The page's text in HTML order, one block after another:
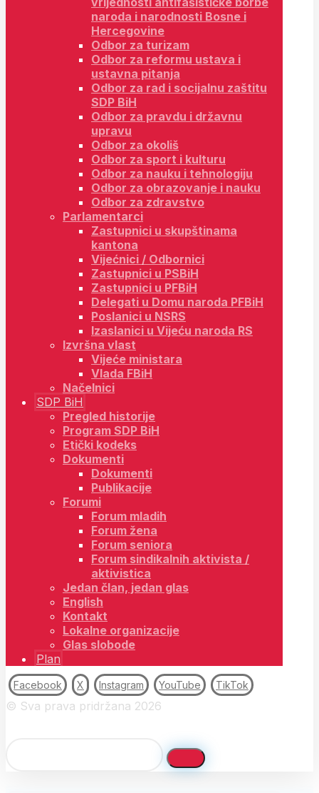
naroda i narodnosti Bosne i
Hercegovine
Odbor za turizam
Odbor za reformu ustava i
ustavna pitanja
Odbor za rad i socijalnu zaštitu
SDP BiH
Odbor za pravdu i državnu
upravu
Odbor za okoliš
Odbor za sport i kulturu
Odbor za nauku i tehnologiju
Odbor za obrazovanje i nauku
Odbor za zdravstvo
Parlamentarci
Zastupnici u skupštinama
kantona
Vijećnici / Odbornici
Zastupnici u PSBiH
Zastupnici u PFBiH
Delegati u Domu naroda PFBiH
Poslanici u NSRS
Izaslanici u Vijeću naroda RS
Izvršna vlast
Vijeće ministara
Vlada FBiH
Načelnici
SDP BiH
Pregled historije
Program SDP BiH
Etički kodeks
Dokumenti
Dokumenti
Publikacije
Forumi
Forum mladih
Forum žena
Forum seniora
Forum sindikalnih aktivista /
aktivistica
Jedan član, jedan glas
English
Kontakt
Lokalne organizacije
Glas slobode
Plan
Facebook X Instagram YouTube TikTok
© Sva prava pridržana 2026